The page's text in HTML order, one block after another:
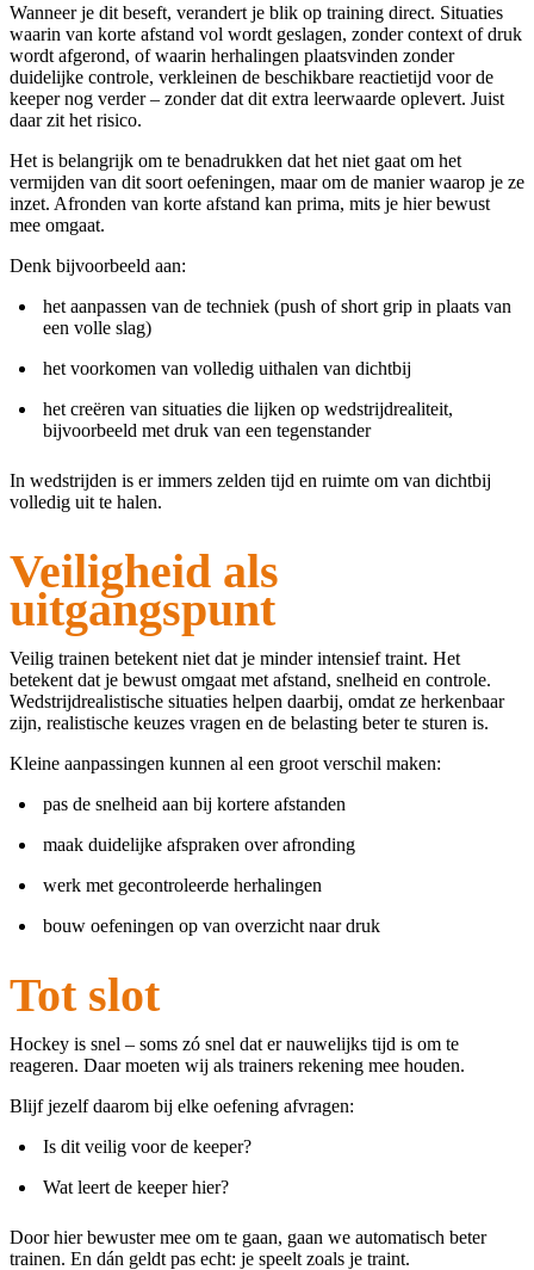
Wanneer je dit beseft, verandert je blik op training direct. Situaties
waarin van korte afstand vol wordt geslagen, zonder context of druk
wordt afgerond, of waarin herhalingen plaatsvinden zonder
duidelijke controle, verkleinen de beschikbare reactietijd voor de
keeper nog verder – zonder dat dit extra leerwaarde oplevert. Juist
daar zit het risico.
Het is belangrijk om te benadrukken dat het niet gaat om het
vermijden van dit soort oefeningen, maar om de manier waarop je ze
inzet. Afronden van korte afstand kan prima, mits je hier bewust
mee omgaat.
Denk bijvoorbeeld aan:
het aanpassen van de techniek (push of short grip in plaats van
een volle slag)
het voorkomen van volledig uithalen van dichtbij
het creëren van situaties die lijken op wedstrijdrealiteit,
bijvoorbeeld met druk van een tegenstander
In wedstrijden is er immers zelden tijd en ruimte om van dichtbij
volledig uit te halen.
Veiligheid als
uitgangspunt
Veilig trainen betekent niet dat je minder intensief traint. Het
betekent dat je bewust omgaat met afstand, snelheid en controle.
Wedstrijdrealistische situaties helpen daarbij, omdat ze herkenbaar
zijn, realistische keuzes vragen en de belasting beter te sturen is.
Kleine aanpassingen kunnen al een groot verschil maken:
pas de snelheid aan bij kortere afstanden
maak duidelijke afspraken over afronding
werk met gecontroleerde herhalingen
bouw oefeningen op van overzicht naar druk
Tot slot
Hockey is snel – soms zó snel dat er nauwelijks tijd is om te
reageren. Daar moeten wij als trainers rekening mee houden.
Blijf jezelf daarom bij elke oefening afvragen:
Is dit veilig voor de keeper?
Wat leert de keeper hier?
Door hier bewuster mee om te gaan, gaan we automatisch beter
trainen. En dán geldt pas echt: je speelt zoals je traint.